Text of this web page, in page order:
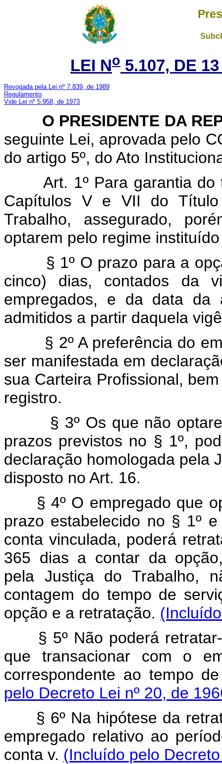
LEI No 5.107, DE
Revogada pela Lei nº 7.839, de 1989
Regulamento
Vide Lei nº 5.958, de 1973
O PRESIDENTE DA
seguinte Lei, aprovada pelo
do artigo 5º, do Ato
Art. 1º Para garantia
Capítulos V e VII do
Trabalho, assegurado,
optarem pelo regime
§ 1º O prazo para a
cinco) dias, contados da
empregados, e da data da
admitidos a partir daquela
§ 2º A preferência do
ser manifestada em
sua Carteira Profissional,
registro.
§ 3º Os que não
prazos previstos no § 1º,
declaração homologada pela
disposto no Art. 16.
§ 4º O empregado que
prazo estabelecido no § 1º
conta vinculada, poderá
365 dias a contar da
pela Justiça do Trabalho,
contagem do tempo de
opção e a retratação.
§ 5º Não poderá
que transacionar com o
correspondente ao tempo
pelo Decreto Lei nº 20, de
§ 6º Na hipótese da
empregado relativo ao
conta v. (Incluído pelo